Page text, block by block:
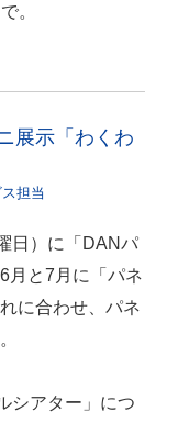
。
展示「わくわ
担当
日）に「DANパ
月と7月に「パネ
に合わせ、パネ
シアター」につ